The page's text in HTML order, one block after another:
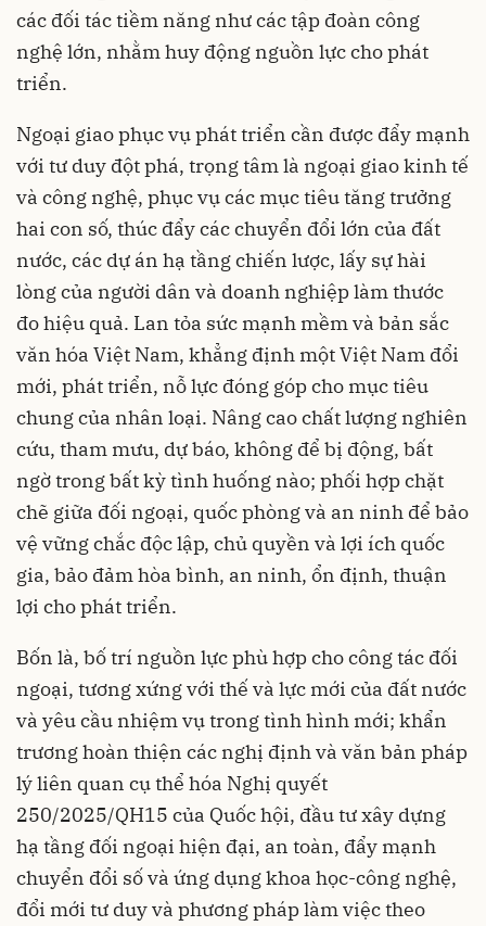
các đối tác tiềm năng như các tập đoàn công
nghệ lớn, nhằm huy động nguồn lực cho phát
triển.
Ngoại giao phục vụ phát triển cần được đẩy mạnh
với tư duy đột phá, trọng tâm là ngoại giao kinh tế
và công nghệ, phục vụ các mục tiêu tăng trưởng
hai con số, thúc đẩy các chuyển đổi lớn của đất
nước, các dự án hạ tầng chiến lược, lấy sự hài
lòng của người dân và doanh nghiệp làm thước
đo hiệu quả. Lan tỏa sức mạnh mềm và bản sắc
văn hóa Việt Nam, khẳng định một Việt Nam đổi
mới, phát triển, nỗ lực đóng góp cho mục tiêu
chung của nhân loại. Nâng cao chất lượng nghiên
cứu, tham mưu, dự báo, không để bị động, bất
ngờ trong bất kỳ tình huống nào; phối hợp chặt
chẽ giữa đối ngoại, quốc phòng và an ninh để bảo
vệ vững chắc độc lập, chủ quyền và lợi ích quốc
gia, bảo đảm hòa bình, an ninh, ổn định, thuận
lợi cho phát triển.
Bốn là, bố trí nguồn lực phù hợp cho công tác đối
ngoại, tương xứng với thế và lực mới của đất nước
và yêu cầu nhiệm vụ trong tình hình mới; khẩn
trương hoàn thiện các nghị định và văn bản pháp
lý liên quan cụ thể hóa Nghị quyết
250/2025/QH15 của Quốc hội, đầu tư xây dựng
hạ tầng đối ngoại hiện đại, an toàn, đẩy mạnh
chuyển đổi số và ứng dụng khoa học-công nghệ,
đổi mới tư duy và phương pháp làm việc theo